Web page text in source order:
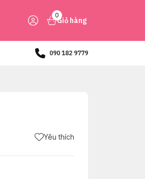
0
Giỏ hàng
090 182 9779
Yêu thích